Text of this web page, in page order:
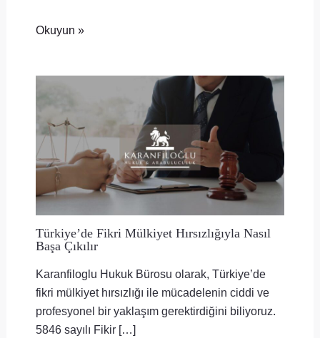
Okuyun »
Türkiye’de Fikri Mülkiyet Hırsızlığıyla Nasıl
Başa Çıkılır
Karanfiloglu Hukuk Bürosu olarak, Türkiye’de
fikri mülkiyet hırsızlığı ile mücadelenin ciddi ve
profesyonel bir yaklaşım gerektirdiğini biliyoruz.
5846 sayılı Fikir […]